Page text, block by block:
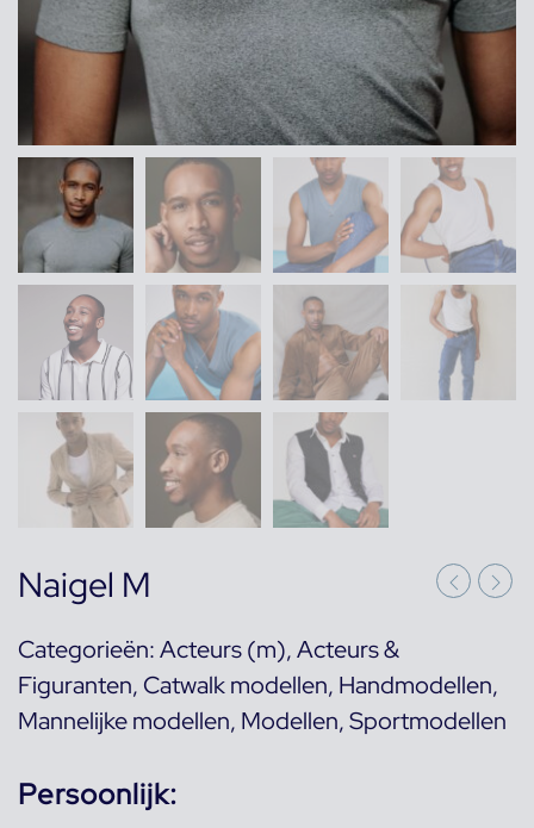
Naigel M
Categorieën:Acteurs (m),Acteurs &
Figuranten, Catwalk modellen, Handmodellen,
Mannelijke modellen, Modellen,Sportmodellen
Persoonlijk: